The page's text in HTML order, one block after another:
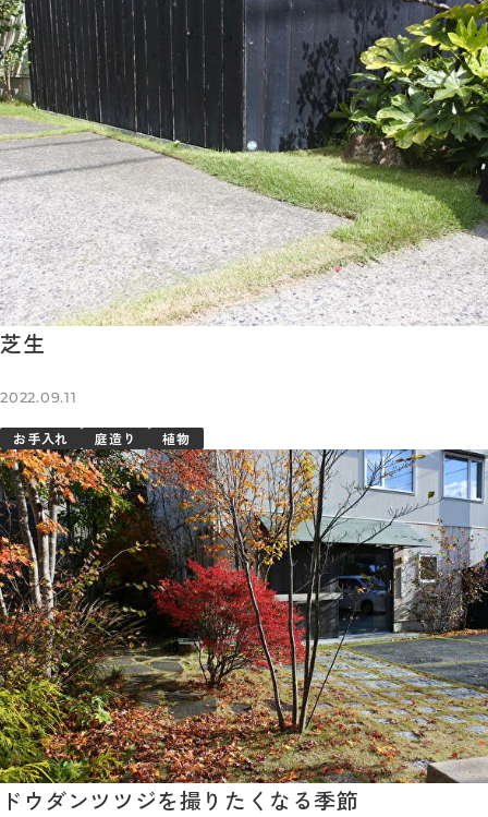
芝生
2022.09.11
お手入れ 庭造り 植物
ドウダンツツジを撮りたくなる季節